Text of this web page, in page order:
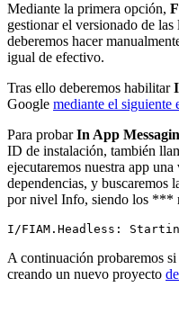
Mediante la primera opción,
gestionar el versionado de
deberemos hacer
igual de efectivo.
Tras ello deberemos habilitar
Google mediante el siguiente
Para probarIn App
ID de instalación, también
ejecutaremos nuestra app
dependencias, y buscaremos
por nivel Info, siendo los ***
A continuación probaremos
creando un nuevo proyecto